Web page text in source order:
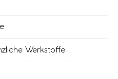
Werkstoffe